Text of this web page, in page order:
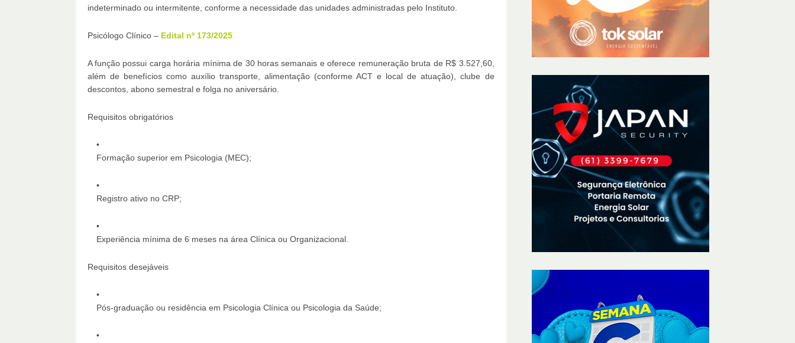
indeterminado ou intermitente, conforme a necessidade das unidades administradas pelo Instituto.
Psicólogo Clínico – Edital nº 173/2025
A função possui carga horária mínima de 30 horas semanais e oferece remuneração bruta de R$ 3.527,60,
além de benefícios como auxílio transporte, alimentação (conforme ACT e local de atuação), clube de
descontos, abono semestral e folga no aniversário.
Requisitos obrigatórios
Formação superior em Psicologia (MEC);
Registro ativo no CRP;
Experiência mínima de 6 meses na área Clínica ou Organizacional.
Requisitos desejáveis
Pós-graduação ou residência em Psicologia Clínica ou Psicologia da Saúde;